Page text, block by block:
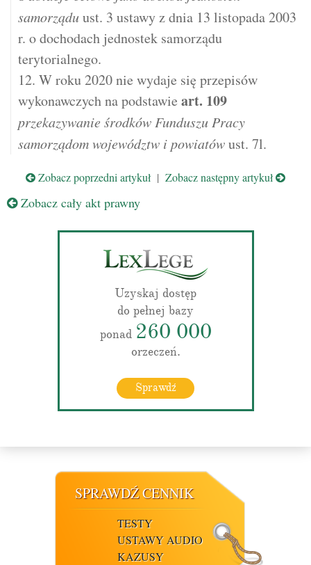
samorząduust. 3 ustawy z dnia 13 listopada 2003
r. o dochodach jednostek samorządu
terytorialnego.
12. W roku 2020 nie wydaje się przepisów
wykonawczych na podstawie art. 109
przekazywanie środków Funduszu Pracy
samorządom województw i powiatówust. 7l.
Zobacz poprzedni artykuł | Zobacz następny artykuł
Zobacz cały akt prawny
Uzyskaj dostęp
do pełnej bazy
ponad 260 000
orzeczeń.
Sprawdź
SPRAWDŹ CENNIK
TESTY
USTAWY AUDIO
KAZUSY